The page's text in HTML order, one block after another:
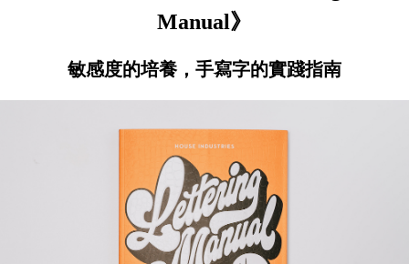
Manual》
敏感度的培養，手寫字的實踐指南